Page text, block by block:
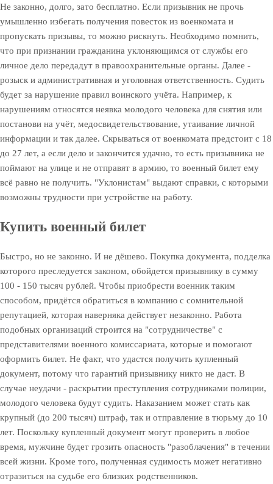
Не законно, долго, зато бесплатно. Если призывник не прочь
умышленно избегать получения повесток из военкомата и
пропускать призывы, то можно рискнуть. Необходимо помнить,
что при признании гражданина уклоняющимся от службы его
личное дело передадут в правоохранительные органы. Далее -
розыск и административная и уголовная ответственность. Судить
будет за нарушение правил воинского учёта. Например, к
нарушениям относятся неявка молодого человека для снятия или
постанови на учёт, медосвидетельствование, утаивание личной
информации и так далее. Скрываться от военкомата предстоит с 18
до 27 лет, а если дело и закончится удачно, то есть призывника не
поймают на улице и не отправят в армию, то военный билет ему
всё равно не получить. "Уклонистам" выдают справки, с которыми
возможны трудности при устройстве на работу.
Купить военный билет
Быстро, но не законно. И не дёшево. Покупка документа, подделка
которого преследуется законом, обойдется призывнику в сумму
100 - 150 тысяч рублей. Чтобы приобрести военник таким
способом, придётся обратиться в компанию с сомнительной
репутацией, которая наверняка действует незаконно. Работа
подобных организаций строится на "сотрудничестве" с
представителями военного комиссариата, которые и помогают
оформить билет. Не факт, что удастся получить купленный
документ, потому что гарантий призывнику никто не даст. В
случае неудачи - раскрытии преступления сотрудниками полиции,
молодого человека будут судить. Наказанием может стать как
крупный (до 200 тысяч) штраф, так и отправление в тюрьму до 10
лет. Поскольку купленный документ могут проверить в любое
время, мужчине будет грозить опасность "разоблачения" в течении
всей жизни. Кроме того, полученная судимость может негативно
отразиться на судьбе его близких родственников.